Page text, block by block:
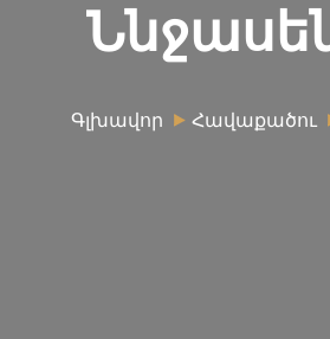
Գլխավոր Հավաքածու